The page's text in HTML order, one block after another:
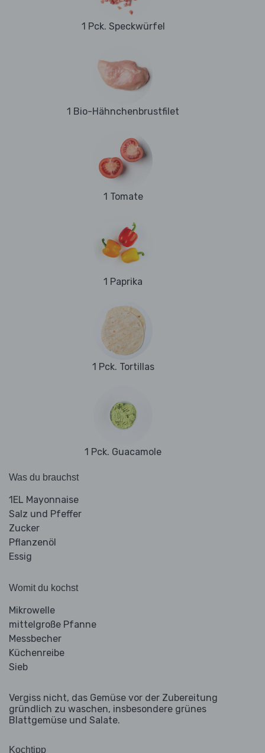
1 Pck. Speckwürfel
1 Bio-Hähnchenbrustfilet
1 Tomate
1 Paprika
1 Pck. Tortillas
1 Pck. Guacamole
Was du brauchst
1EL Mayonnaise
Salz und Pfeffer
Zucker
Pflanzenöl
Essig
Womit du kochst
Mikrowelle
mittelgroße Pfanne
Messbecher
Küchenreibe
Sieb
Vergiss nicht, das Gemüse vor der Zubereitung
gründlich zu waschen, insbesondere grünes
Blattgemüse und Salate.
Kochtipp